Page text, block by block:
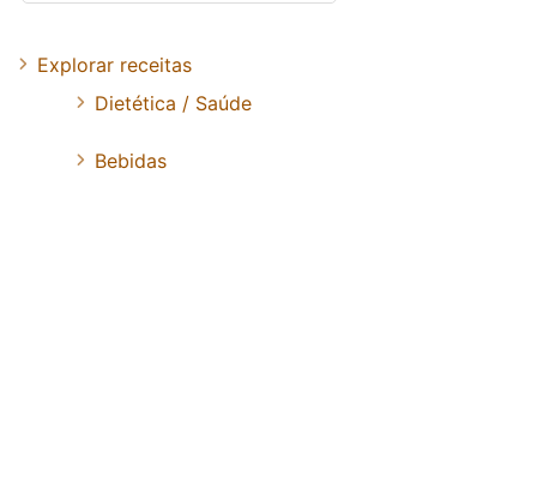
Explorar receitas
Dietética / Saúde
Bebidas